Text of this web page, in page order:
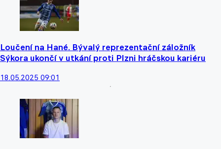
Loučení na Hané. Bývalý reprezentační záložník
Sýkora ukončí v utkání proti Plzni hráčskou kariéru
18.05.2025 09:01